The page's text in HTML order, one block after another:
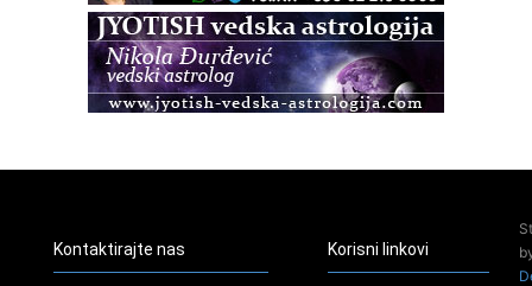
Zagreb+Online
Osnovni ThetaHealing® tečaj, Zagreb i Online
Access BARS®, otpusti stres
Pjesma srca / Zagreb
Kontaktirajte nas Korisni linkovi